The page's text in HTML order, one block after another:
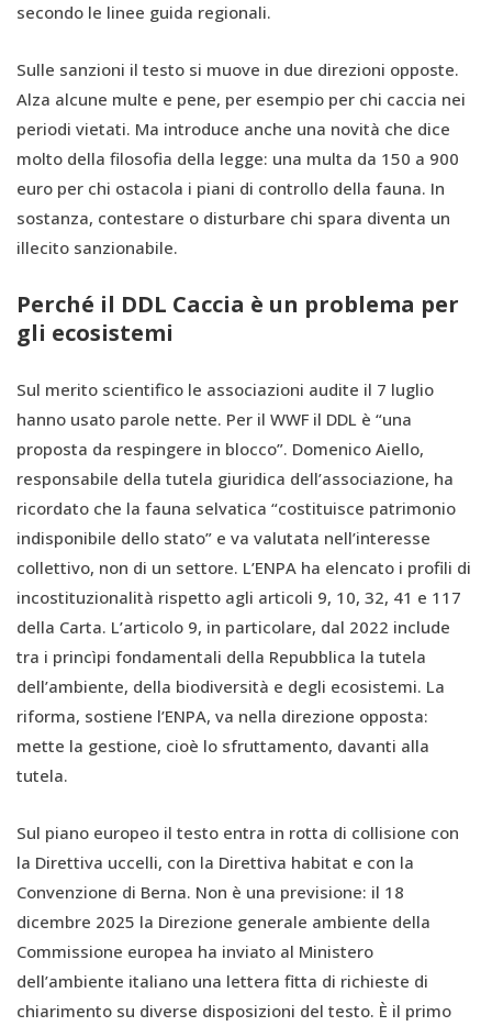
secondo le linee guida regionali.
Sulle sanzioni il testo si muove in due direzioni opposte.
Alza alcune multe e pene, per esempio per chi caccia nei
periodi vietati. Ma introduce anche una novità che dice
molto della filosofia della legge: una multa da 150 a 900
euro per chi ostacola i piani di controllo della fauna. In
sostanza, contestare o disturbare chi spara diventa un
illecito sanzionabile.
Perché il DDL Caccia è un problema per
gli ecosistemi
Sul merito scientifico le associazioni audite il 7 luglio
hanno usato parole nette. Per il WWF il DDL è “una
proposta da respingere in blocco”. Domenico Aiello,
responsabile della tutela giuridica dell’associazione, ha
ricordato che la fauna selvatica “costituisce patrimonio
indisponibile dello stato” e va valutata nell’interesse
collettivo, non di un settore. L’ENPA ha elencato i profili di
incostituzionalità rispetto agli articoli 9, 10, 32, 41 e 117
della Carta. L’articolo 9, in particolare, dal 2022 include
tra i princìpi fondamentali della Repubblica la tutela
dell’ambiente, della biodiversità e degli ecosistemi. La
riforma, sostiene l’ENPA, va nella direzione opposta:
mette la gestione, cioè lo sfruttamento, davanti alla
tutela.
Sul piano europeo il testo entra in rotta di collisione con
la Direttiva uccelli, con la Direttiva habitat e con la
Convenzione di Berna. Non è una previsione: il 18
dicembre 2025 la Direzione generale ambiente della
Commissione europea ha inviato al Ministero
dell’ambiente italiano una lettera fitta di richieste di
chiarimento su diverse disposizioni del testo. È il primo